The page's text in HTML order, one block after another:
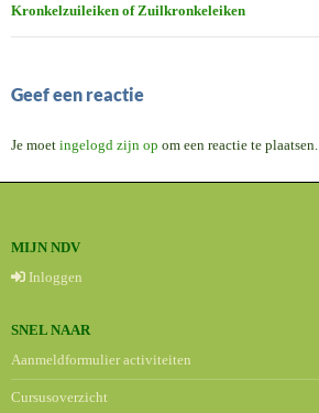
Kronkelzuileiken of Zuilkronkeleiken
Geef een reactie
Je moet ingelogd zijn op om een reactie te plaatsen.
MIJN NDV
Inloggen
SNEL NAAR
Aanmeldformulier activiteiten
Cursusoverzicht